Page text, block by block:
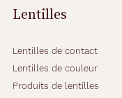
Lentilles
Lentilles de contact
Lentilles de couleur
Produits de lentilles